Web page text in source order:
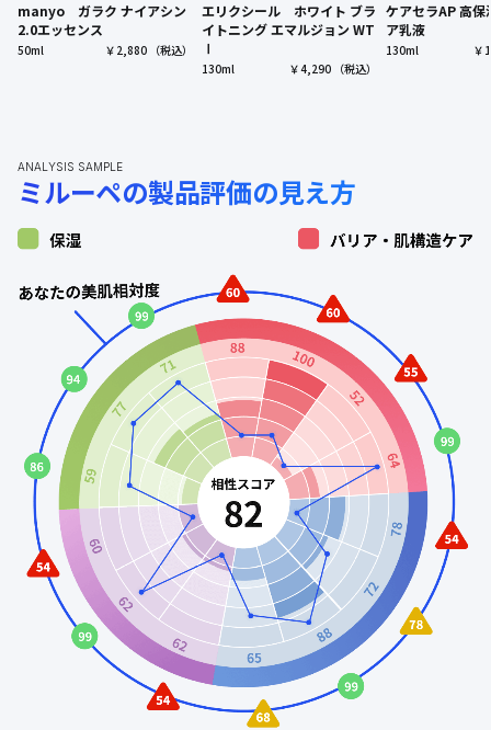
manyo ガラク ナイアシン
2.0エッセンス
50ml ￥2,880 （税込）
エリクシール ホワイト ブラ
イトニング エマルジョン WT
Ⅰ
130ml ￥4,290 （税込）
ケアセラAP 高保
ア乳液
130ml ￥
ANALYSIS SAMPLE
ミルーペの製品評価の見え方